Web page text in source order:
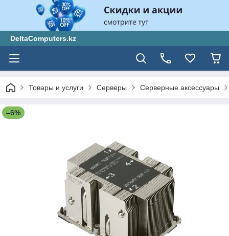
DeltaComputers.kz
Товары и услуги Серверы Серверные аксессуары
–6%